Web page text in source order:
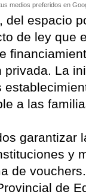
medios preferidos en
espacio
de ley que
La
a las
garantizar
y
de
de